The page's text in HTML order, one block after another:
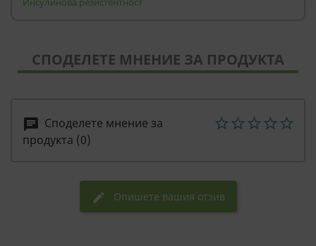
СПОДЕЛЕТЕ МНЕНИЕ ЗА ПРОДУКТА
chat Споделете мнение за
продукта (0)
edit Опишете вашия отзив